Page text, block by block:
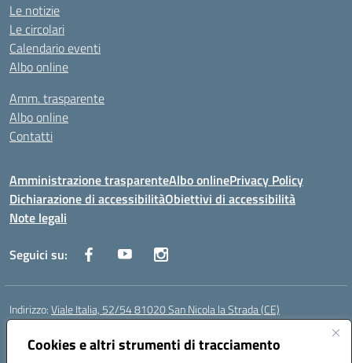
Cookies e altri strumenti di tracciamento
Le notizie
Le circolari
Calendario eventi
Albo online
Amm. trasparente
Albo online
Contatti
Amministrazione trasparenteAlbo onlinePrivacy Policy
Dichiarazione di accessibilitàObiettivi di accessibilità
Note legali
Seguici su:
Indirizzo:Viale Italia, 52/54 81020 San Nicola la Strada (CE)
Centralino:
Posta elettronica certificata (PEC):ceic86700d@pec.istruzione.it